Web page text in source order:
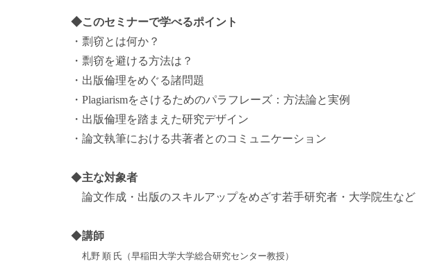
◆このセミナーで学べるポイント
・剽窃とは何か？
・剽窃を避ける方法は？
・出版倫理をめぐる諸問題
・Plagiarismをさけるためのパラフレーズ：方法論と実例
・出版倫理を踏まえた研究デザイン
・論文執筆における共著者とのコミュニケーション
◆主な対象者
論文作成・出版のスキルアップをめざす若手研究者・大学院生など
◆講師
札野 順 氏（早稲田大学大学総合研究センター教授）